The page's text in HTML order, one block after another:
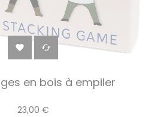
 
en bois à empiler
23,00 €